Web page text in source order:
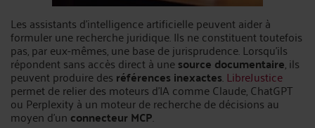
Les assistants d'intelligence artificielle peuvent aider à
formuler une recherche juridique. Ils ne constituent toutefois
pas, par eux-mêmes, une base de jurisprudence. Lorsqu'ils
répondent sans accès direct à unesource documentaire, ils
peuvent produire des références inexactes.LibreJustice
permet de relier des moteurs d’IA comme Claude, ChatGPT
ou Perplexity à un moteur de recherche de décisions au
moyen d'unconnecteur MCP.